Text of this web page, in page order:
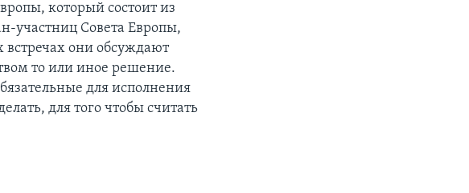
который состоит из
участниц Совета Европы,
встречах они обсуждают
то или иное решение.
для исполнения
для того чтобы считать